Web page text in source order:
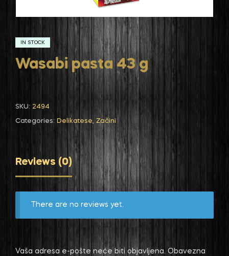
IN STOCK
Wasabi pasta 43 g
SKU: 2494
Categories: Delikatese, Začini
Reviews (0)
There are no reviews yet.
Vaša adresa e-pošte neće biti objavljena. Obavezna